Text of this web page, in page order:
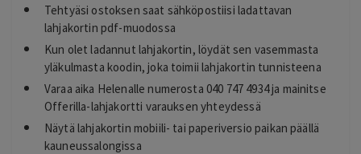
Tehtyäsi ostoksen saat sähköpostiisi ladattavan
lahjakortin pdf-muodossa
Kun olet ladannut lahjakortin, löydät sen vasemmasta
yläkulmasta koodin, joka toimii lahjakortin tunnisteena
Varaa aika Helenalle numerosta 040 747 4934 ja mainitse
Offerilla-lahjakortti varauksen yhteydessä
Näytä lahjakortin mobiili- tai paperiversio paikan päällä
kauneussalongissa